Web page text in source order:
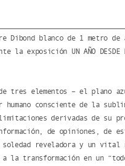
Dibond blanco de 1 metro
la exposición UN AÑO
tres elementos – el plano
humano consciente de la
derivadas de su
de opiniones, de
soledad reveladora y un
la transformación en un